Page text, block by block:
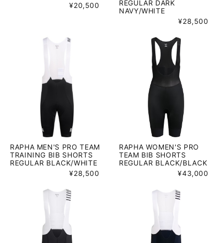
¥20,500
REGULAR DARK
NAVY/WHITE
¥28,500
RAPHA MEN'S PRO TEAM
TRAINING BIB SHORTS
REGULAR BLACK/WHITE
¥28,500
RAPHA WOMEN'S PRO
TEAM BIB SHORTS
REGULAR BLACK/BLACK
¥43,000